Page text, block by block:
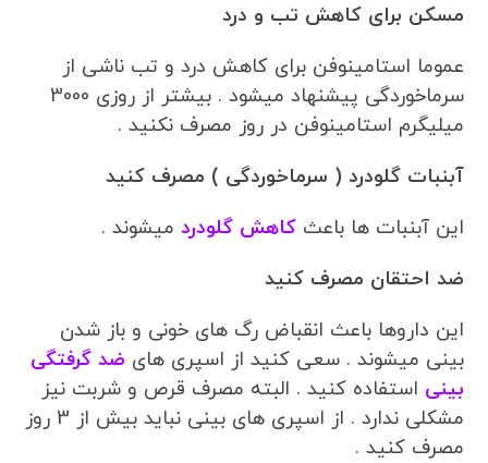
مسکن برای کاهش تب و درد
عموما استامینوفن برای کاهش درد و تب ناشی از
سرماخوردگی پیشنهاد میشود . بیشتر از روزی 3000
میلیگرم استامینوفن در روز مصرف نکنید .
آبنبات گلودرد ( سرماخوردگی ) مصرف کنید
این آبنبات ها باعثکاهش گلودرد میشوند .
ضد احتقان مصرف کنید
این داروها باعث انقباض رگ های خونی و باز شدن
بینی میشوند . سعی کنید از اسپری های ضد گرفتگی
بینی استفاده کنید . البته مصرف قرص و شربت نیز
مشکلی ندارد . از اسپری های بینی نباید بیش از 3 روز
مصرف کنید .